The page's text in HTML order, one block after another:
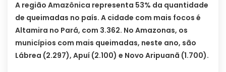
A região Amazônica representa 53% da quantidade
de queimadas no país. A cidade com mais focos é
Altamira no Pará, com 3.362. No Amazonas, os
municípios com mais queimadas, neste ano, são
Lábrea (2.297), Apuí (2.100) e Novo Aripuanã (1.700).